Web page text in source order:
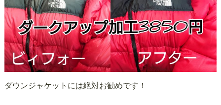
ダウンジャケットには絶対お勧めです！